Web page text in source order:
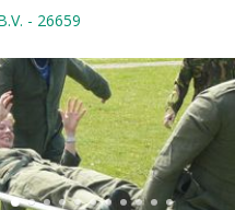
- 26659